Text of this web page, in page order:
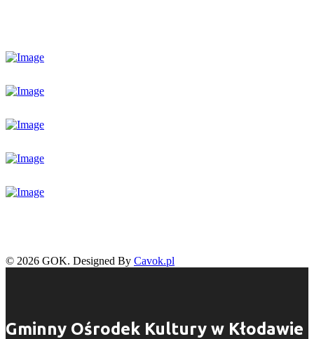
© 2026 GOK. Designed By Cavok.pl
Gminny Ośrodek Kultury w Kłodawie